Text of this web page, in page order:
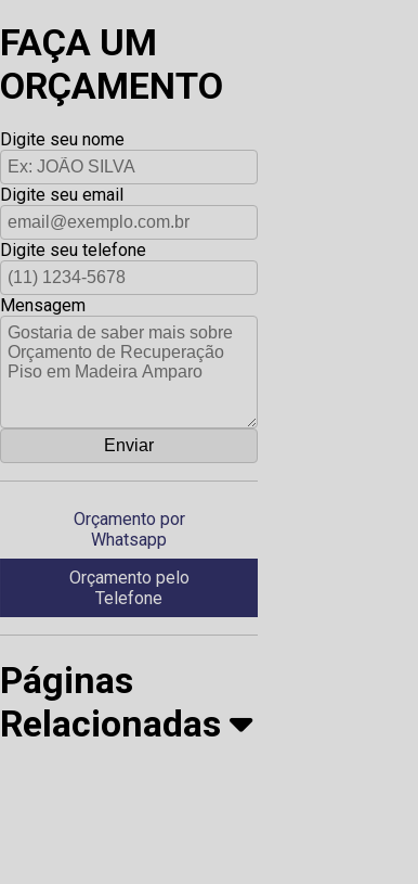
FAÇA UM
ORÇAMENTO
Digite seu nome
Digite seu email
Digite seu telefone
Mensagem
Orçamento por
Whatsapp
Orçamento pelo
Telefone
Páginas
Relacionadas